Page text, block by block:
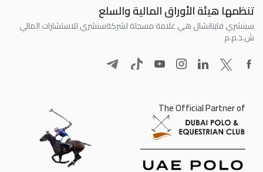
تنظمها هيئة الأوراق المالية والسلع
سينشري فاينانشال هي علامة مسجلة لشركةسنشري للاستشارات المالي
ش.ذ.م.م
The Official Partner of